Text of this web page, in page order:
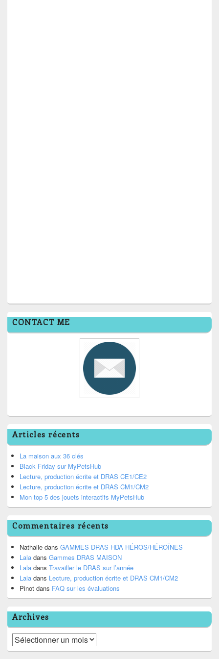
CONTACT ME
Articles récents
La maison aux 36 clés
Black Friday sur MyPetsHub
Lecture, production écrite et DRAS CE1/CE2
Lecture, production écrite et DRAS CM1/CM2
Mon top 5 des jouets interactifs MyPetsHub
Commentaires récents
Nathalie dans GAMMES DRAS HDA HÉROS/HÉROÏNES
Lala dans Gammes DRAS MAISON
Lala dans Travailler le DRAS sur l’année
Lala dans Lecture, production écrite et DRAS CM1/CM2
Pinot dans FAQ sur les évaluations
Archives
Archives